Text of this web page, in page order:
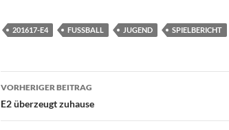
201617-E4 FUSSBALL JUGEND SPIELBERICHT
Beitragsnavigation
VORHERIGER BEITRAG
E2 überzeugt zuhause